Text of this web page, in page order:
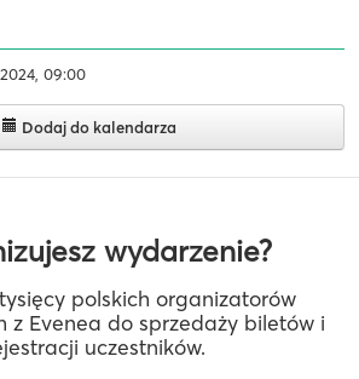
09:00
Dodaj do kalendarza
wydarzenie?
polskich organizatorów
z Evenea do sprzedaży biletów i
uczestników.